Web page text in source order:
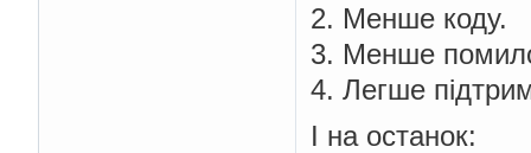
2. Менше коду.
3. Менше
4. Легше
І на останок: